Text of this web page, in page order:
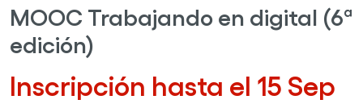
MOOC Trabajando en digital (6ª
edición)
Inscripción hasta el 15 Sep